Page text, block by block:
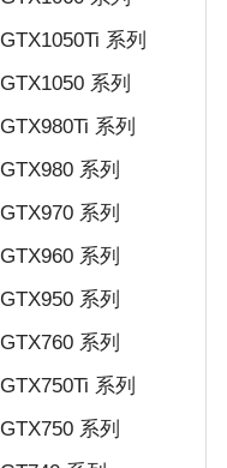
GTX1050Ti 系列
GTX1050 系列
GTX980Ti 系列
GTX980 系列
GTX970 系列
GTX960 系列
GTX950 系列
GTX760 系列
GTX750Ti 系列
GTX750 系列